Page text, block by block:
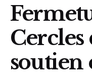
Cercles
soutien